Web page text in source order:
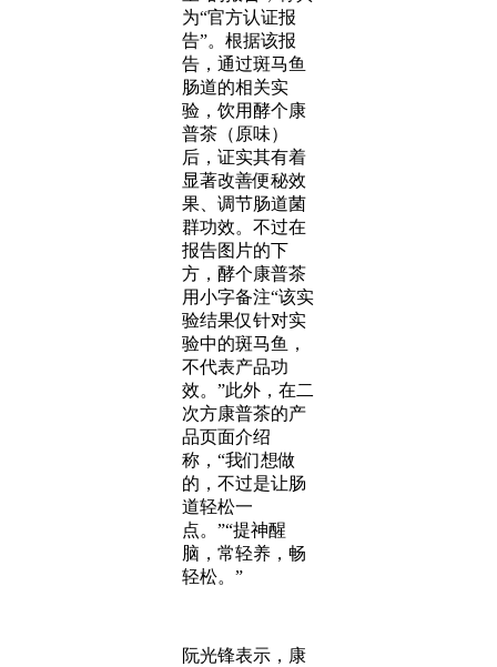
为“官方认证报
告”。根据该报
告，通过斑马鱼
肠道的相关实
验，饮用酵个康
普茶（原味）
后，证实其有着
显著改善便秘效
果、调节肠道菌
群功效。不过在
报告图片的下
方，酵个康普茶
用小字备注“该实
验结果仅针对实
验中的斑马鱼，
不代表产品功
效。”此外，在二
次方康普茶的产
品页面介绍
称，“我们想做
的，不过是让肠
道轻松一
点。”“提神醒
脑，常轻养，畅
轻松。”
阮光锋表示，康